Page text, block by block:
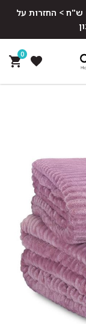
משלוח מהיר חינם לכל הארץ בקנייה מעל 199 ש"ח > החזרות על
0